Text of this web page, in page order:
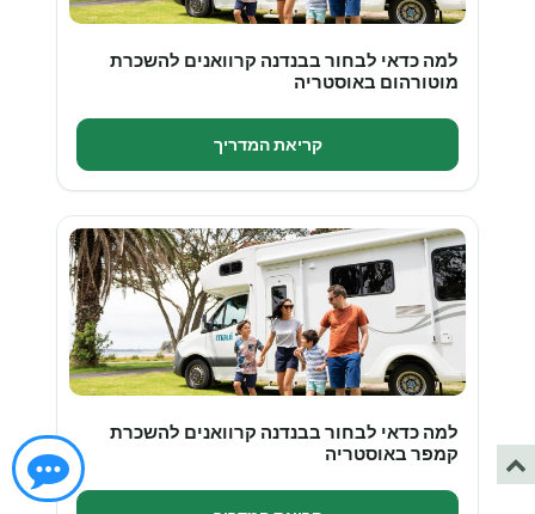
למה כדאי לבחור בבנדנה קרוואנים להשכרת
מוטורהום באוסטריה
קריאת המדריך
למה כדאי לבחור בבנדנה קרוואנים להשכרת
קמפר באוסטריה